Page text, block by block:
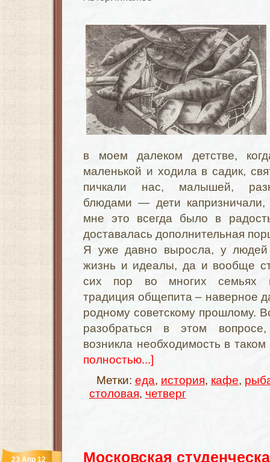
в моем далеком детстве,
маленькой и ходила в садик,
пичкали нас, малышей,
блюдами — дети
мне это всегда было в
доставалась дополнительная
Я уже давно выросла, у людей
жизнь и идеалы, да и вообще
сих пор во многих семьях
традиция общепита – наверное
родному советскому прошлому.
разобраться в этом
возникла необходимость в
полностью...]
Метки: еда, история, кафе,
столовая, четверг
Московская
23 Апр 12